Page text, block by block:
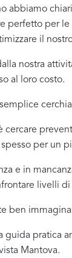
abbiamo
perfetto per
il
nostra
al loro costo.
cercare
per un
e in
livelli di
ben
guida pratica
Mantova.